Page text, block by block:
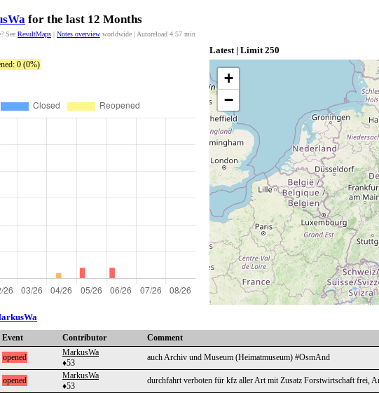
for the last 12 Months
See ResultMaps | Notes overview worldwide | Autoreload 4:56 min
0 (0%)
Latest | Limit 250
+
−
Event Contributor
Comment
opened
MarkusWa
♦53
auch Archiv und Museum (Heimatmuseum) #OsmAnd
opened
MarkusWa
♦53
durchfahrt verboten für kfz aller Art mit Zusatz Forstwirtschaft frei,